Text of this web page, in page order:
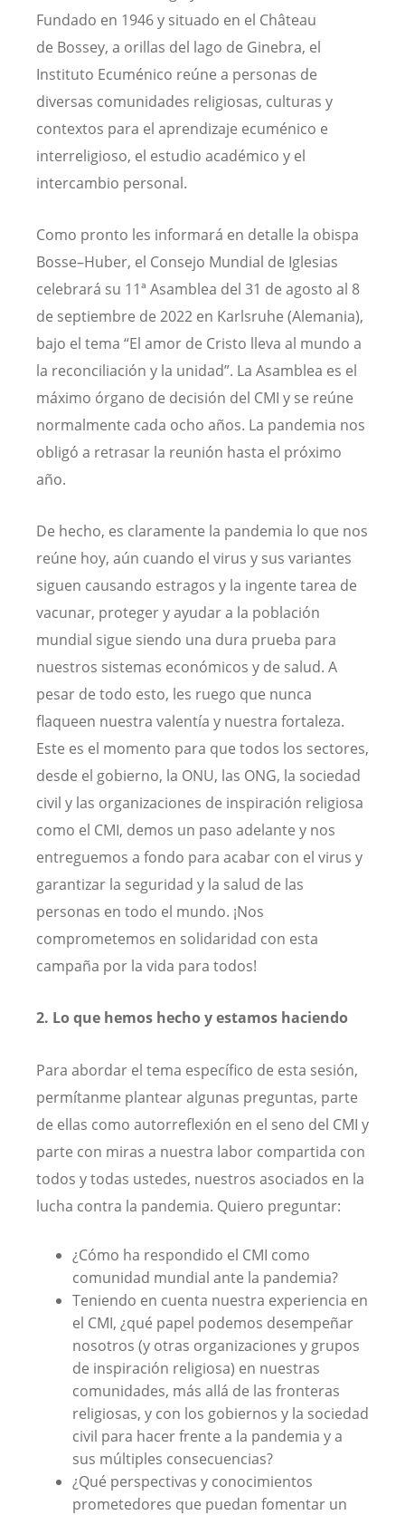
Fundado en 1946 y situado en el Château
de Bossey, a orillas del lago de Ginebra, el
Instituto Ecuménico reúne a personas de
diversas comunidades religiosas, culturas y
contextos para el aprendizaje ecuménico e
interreligioso, el estudio académico y el
intercambio personal.
Como pronto les informará en detalle la obispa
Bosse–Huber, el Consejo Mundial de Iglesias
celebrará su 11ª Asamblea del 31 de agosto al 8
de septiembre de 2022 en Karlsruhe (Alemania),
bajo el tema “El amor de Cristo lleva al mundo a
la reconciliación y la unidad”. La Asamblea es el
máximo órgano de decisión del CMI y se reúne
normalmente cada ocho años. La pandemia nos
obligó a retrasar la reunión hasta el próximo
año.
De hecho, es claramente la pandemia lo que nos
reúne hoy, aún cuando el virus y sus variantes
siguen causando estragos y la ingente tarea de
vacunar, proteger y ayudar a la población
mundial sigue siendo una dura prueba para
nuestros sistemas económicos y de salud. A
pesar de todo esto, les ruego que nunca
flaqueen nuestra valentía y nuestra fortaleza.
Este es el momento para que todos los sectores,
desde el gobierno, la ONU, las ONG, la sociedad
civil y las organizaciones de inspiración religiosa
como el CMI, demos un paso adelante y nos
entreguemos a fondo para acabar con el virus y
garantizar la seguridad y la salud de las
personas en todo el mundo. ¡Nos
comprometemos en solidaridad con esta
campaña por la vida para todos!
2. Lo que hemos hecho y estamos haciendo
Para abordar el tema específico de esta sesión,
permítanme plantear algunas preguntas, parte
de ellas como autorreflexión en el seno del CMI y
parte con miras a nuestra labor compartida con
todos y todas ustedes, nuestros asociados en la
lucha contra la pandemia. Quiero preguntar:
¿Cómo ha respondido el CMI como
comunidad mundial ante la pandemia?
Teniendo en cuenta nuestra experiencia en
el CMI, ¿qué papel podemos desempeñar
nosotros (y otras organizaciones y grupos
de inspiración religiosa) en nuestras
comunidades, más allá de las fronteras
religiosas, y con los gobiernos y la sociedad
civil para hacer frente a la pandemia y a
sus múltiples consecuencias?
¿Qué perspectivas y conocimientos
prometedores que puedan fomentar un